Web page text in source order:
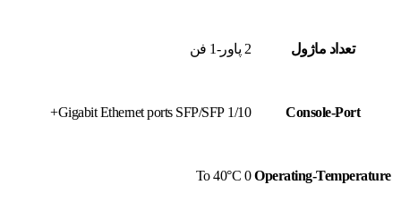
تعداد ماژول 2 پاور-1 فن
Console-Port
1/10 Gigabit Ethernet ports SFP/SFP+
Operating-Temperature
0 To 40°C